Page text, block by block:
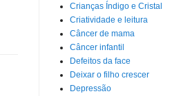
Crianças Índigo e Cristal
Criatividade e leitura
Câncer de mama
Câncer infantil
Defeitos da face
Deixar o filho crescer
Depressão